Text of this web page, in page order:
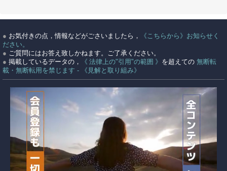
● お気付きの点，情報などがごさいましたら，
《こちらから》お知らせく
ださい。
● ご質問にはお答え致しかねます。ご了承ください。
● 掲載しているデータの， 《 法律上の"引用"の範囲 》 を超えての 無断転
載・無断転用を禁じます - 《見解と取り組み》